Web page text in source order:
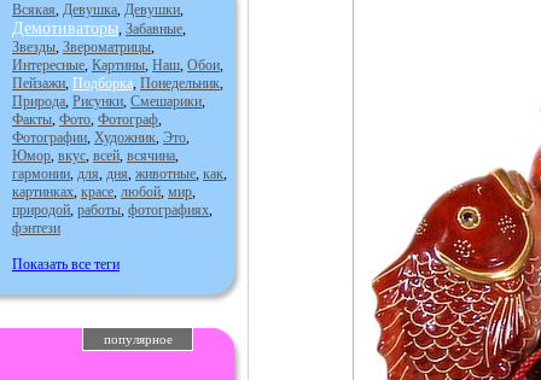
Всякая, Девушка, Девушки,
Демотиваторы, Забавные,
Звезды, Звероматрицы,
Интересные, Картины, Наш, Обои,
Пейзажи, Подборка, Понедельник,
Природа, Рисунки, Смешарики,
Факты, Фото, Фотограф,
Фотографии, Художник, Это,
Юмор, вкус, всей, всячина,
гармонии, для, дня, животные, как,
картинках, красе, любой, мир,
природой, работы, фотографиях,
фэнтези
Показать все теги
популярное